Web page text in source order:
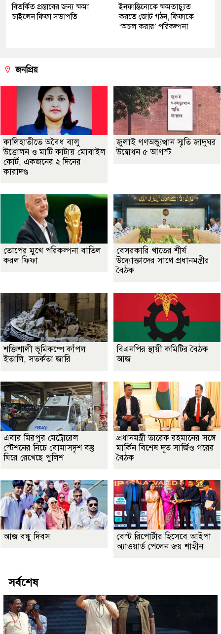
বিতর্কিত প্রস্তাবের জন্য ক্ষমা
চাইলেন ফিফা সভাপতি
ইনফান্তিনোকে ক্ষমতাচ্যুত
করতে জোট গঠন, ফিফাকে
‘অচল করার’ পরিকল্পনা
জনপ্রিয়
কালিহাতীতে অবৈধ বালু
উত্তোলন ও মাটি কাটায় মোবাইল
কোর্ট, একজনের ২ দিনের
কারাদণ্ড
জুলাই গণঅভ্যুত্থান স্মৃতি জাদুঘর
উদ্বোধন ৫ আগস্ট
তোপের মুখে পরিকল্পনা বাতিল
করল ফিফা
বেসরকারি খাতের শীর্ষ
উদ্যোক্তাদের সাথে প্রধানমন্ত্রীর
বৈঠক
শক্তিশালী ভূমিকম্পে কাঁপল
ইতালি, সতর্কতা জারি
বিএনপির স্থায়ী কমিটির বৈঠক
আজ
এবার মিরপুর মেট্রোরেল
স্টেশনের নিচে বোমাসদৃশ বস্তু
ঘিরে রেখেছে পুলিশ
প্রধানমন্ত্রী তারেক রহমানের সঙ্গে
মার্কিন বিশেষ দূত সার্জিও গরের
বৈঠক
আজ বন্ধু দিবস
বেস্ট রিপোর্টার হিসেবে আইপা
অ্যাওয়ার্ড পেলেন জয় শাহীন
সর্বশেষ